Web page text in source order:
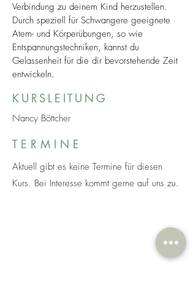
Verbindung zu deinem Kind herzustellen.
Durch speziell für Schwangere geeignete
Atem- und Körperübungen, so wie
Entspannungstechniken, kannst du
Gelassenheit für die dir bevorstehende Zeit
entwickeln.
KURSLEITUNG
Nancy Böttcher
T E R M I N E
Aktuell gibt es keine Termine für diesen
Kurs. Bei Interesse kommt gerne auf uns zu.